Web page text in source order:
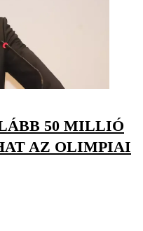
50 MILLIÓ
AZ OLIMPIAI